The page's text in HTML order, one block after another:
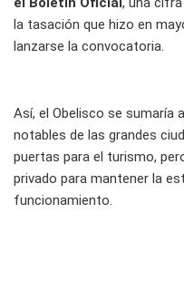
la tasación que hizo en
lanzarse la convocatoria.
Así, el Obelisco se
notables de las grandes
puertas para el turismo,
privado para mantener la
funcionamiento.